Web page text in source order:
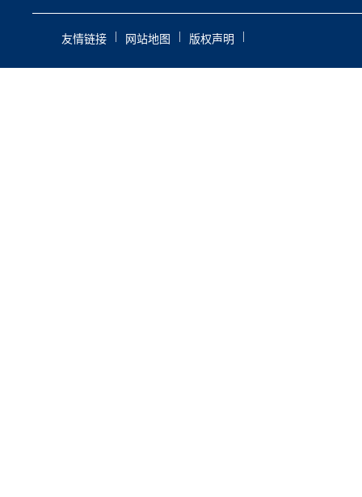
友情链接 | 网站地图 | 版权声明 |